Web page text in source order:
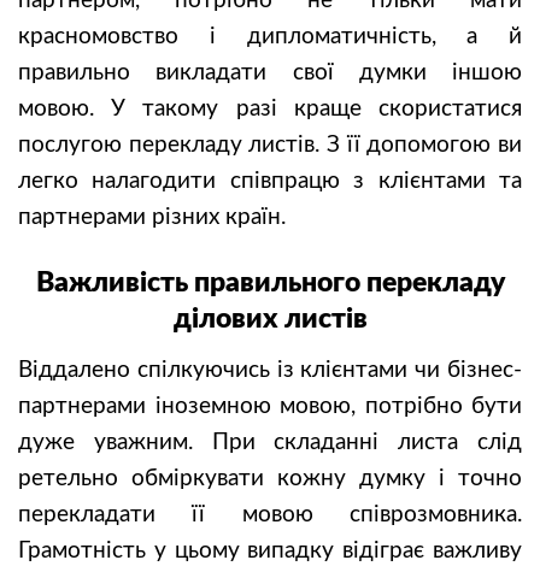
красномовство і дипломатичність, а й
правильно викладати свої думки іншою
мовою. У такому разі краще скористатися
послугою перекладу листів. З її допомогою ви
легко налагодити співпрацю з клієнтами та
партнерами різних країн.
Важливість правильного перекладу
ділових листів
Віддалено спілкуючись із клієнтами чи бізнес-
партнерами іноземною мовою, потрібно бути
дуже уважним. При складанні листа слід
ретельно обміркувати кожну думку і точно
перекладати її мовою співрозмовника.
Грамотність у цьому випадку відіграє важливу